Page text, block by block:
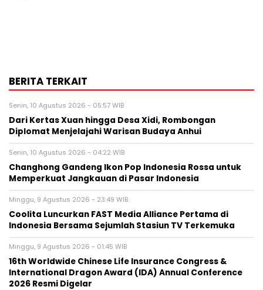
BERITA TERKAIT
Senin, 10 Agustus 2026 - 05:57 WIB
Dari Kertas Xuan hingga Desa Xidi, Rombongan
Diplomat Menjelajahi Warisan Budaya Anhui
Senin, 10 Agustus 2026 - 04:22 WIB
Changhong Gandeng Ikon Pop Indonesia Rossa untuk
Memperkuat Jangkauan di Pasar Indonesia
Minggu, 9 Agustus 2026 - 23:49 WIB
Coolita Luncurkan FAST Media Alliance Pertama di
Indonesia Bersama Sejumlah Stasiun TV Terkemuka
Minggu, 9 Agustus 2026 - 01:45 WIB
16th Worldwide Chinese Life Insurance Congress &
International Dragon Award (IDA) Annual Conference
2026 Resmi Digelar